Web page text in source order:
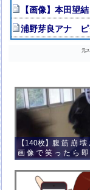
【画像】本田望
浦野芽良アナ ピ
元ス
【140枚】腹 筋 崩 壊
画 像 で 笑 っ た ら 即
ｗ ｗ ｗ ｗ ｗ ｗ ｗ